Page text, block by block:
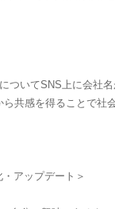
ついてSNS上に会社
共感を得ることで社
アップデート＞